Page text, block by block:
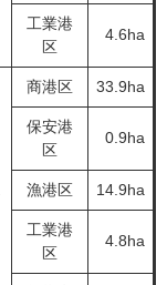
工業港
区
4.6ha
商港区 33.9ha
保安港
区
0.9ha
漁港区 14.9ha
工業港
区
4.8ha